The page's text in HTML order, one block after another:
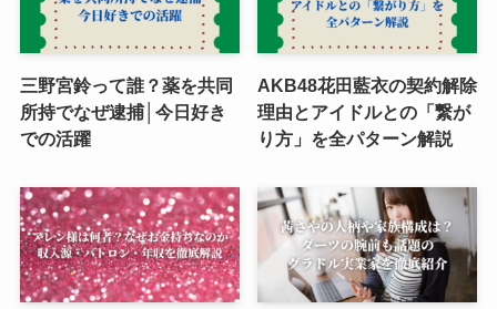
三野宮鈴って誰？薬を共同
所持でなぜ逮捕│今日好き
での活躍
AKB48花田藍衣の契約解除
理由とアイドルとの「繋が
り方」を全パターン解説